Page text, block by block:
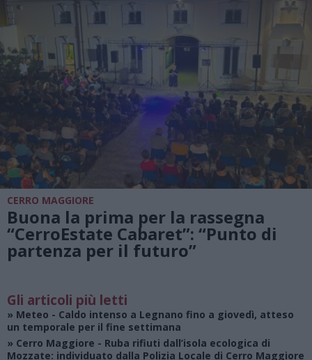
CERRO MAGGIORE
Buona la prima per la rassegna
“CerroEstate Cabaret”: “Punto di
partenza per il futuro”
Gli articoli più letti
» Meteo - Caldo intenso a Legnano fino a giovedì, atteso
un temporale per il fine settimana
» Cerro Maggiore - Ruba rifiuti dall’isola ecologica di
Mozzate: individuato dalla Polizia Locale di Cerro Maggiore